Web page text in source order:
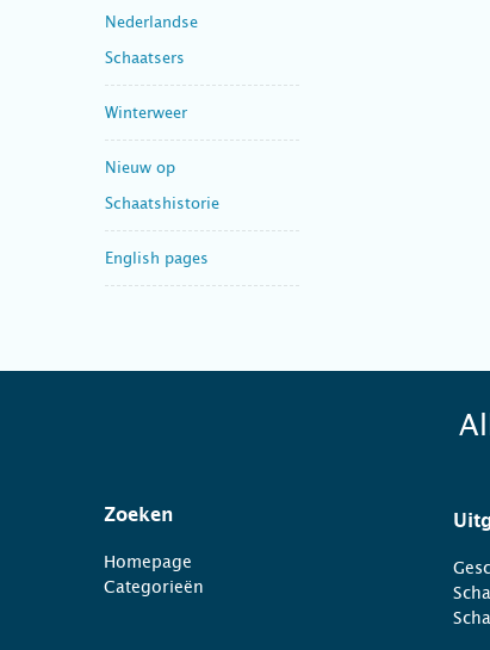
Nederlandse
Schaatsers
Winterweer
Nieuw op
Schaatshistorie
English pages
Zoeken
Homepage
Categorieën